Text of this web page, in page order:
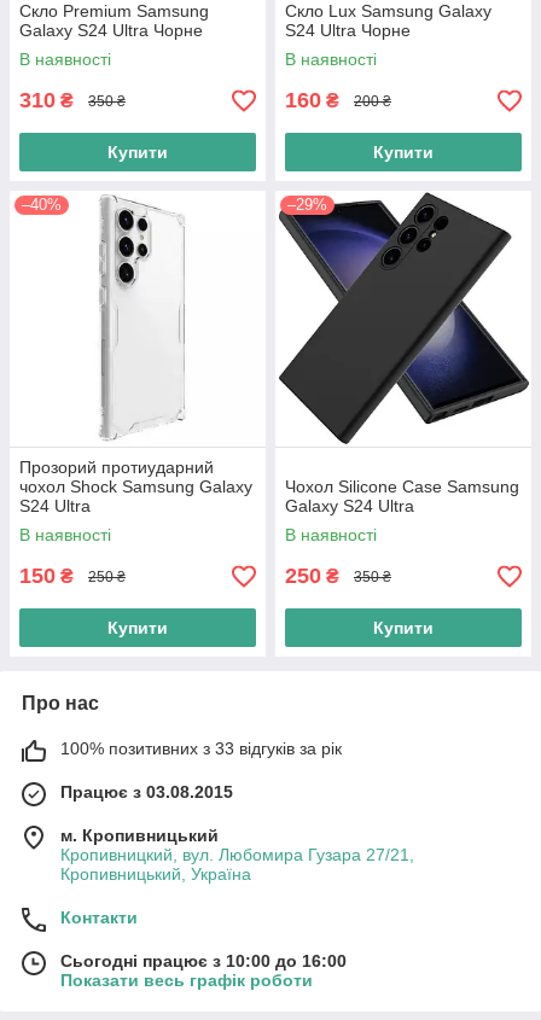
Скло Premium Samsung
Galaxy S24 Ultra Чорне
В наявності
310 ₴ 350 ₴
Купити
Скло Lux Samsung Galaxy
S24 Ultra Чорне
В наявності
160 ₴ 200 ₴
Купити
–40%
Прозорий протиударний
чохол Shock Samsung Galaxy
S24 Ultra
В наявності
150 ₴ 250 ₴
Купити
–29%
Чохол Silicone Case Samsung
Galaxy S24 Ultra
В наявності
250 ₴ 350 ₴
Купити
Про нас
100% позитивних з 33 відгуків за рік
Працює з 03.08.2015
м. Кропивницький
Кропивницкий, вул. Любомира Гузара 27/21,
Кропивницький, Україна
Контакти
Сьогодні працює з 10:00 до 16:00
Показати весь графік роботи